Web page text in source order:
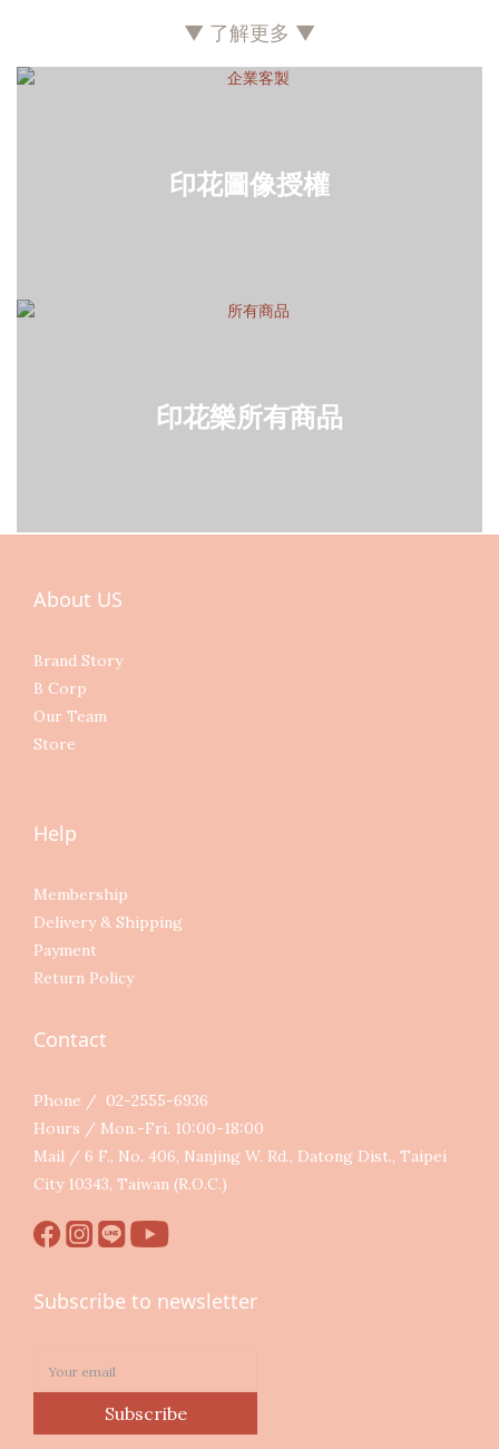
▼ 了解更多 ▼
印花圖像授權
印花樂所有商品
About US
Brand Story
B Corp
Our Team
Store
Help
Membership
Delivery & Shipping
Payment
Return Policy
Contact
Phone / 02-2555-6936
Hours / Mon.-Fri. 10:00-18:00
Mail / 6 F., No. 406, Nanjing W. Rd., Datong Dist., Taipei
City 10343, Taiwan (R.O.C.)
Subscribe to newsletter
Subscribe